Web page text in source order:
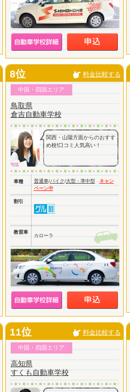
8位 料金比較する
中国・四国エリア
鳥取県
倉吉自動車学校
関西・山陽方面からのおすす
め校!口コミ人気高い！
車種 普通車/バイク/大型・準中型
キャン
ペーン中
割引
教習車
カローラ
11位 料金比較する
中国・四国エリア
高知県
すくも自動車学校